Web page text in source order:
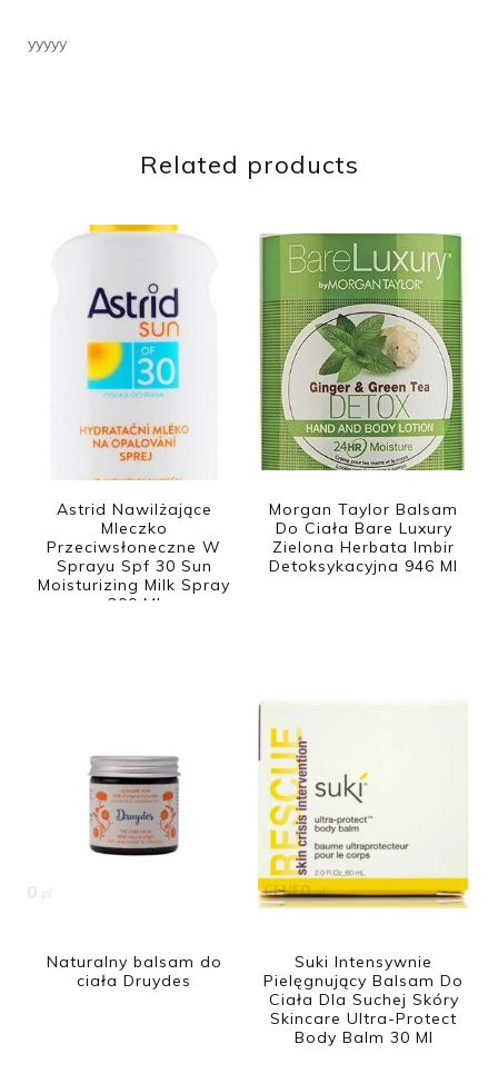
yyyyy
Related products
Astrid Nawilżające
Mleczko
Przeciwsłoneczne W
Sprayu Spf 30 Sun
Moisturizing Milk Spray
200 Ml
Morgan Taylor Balsam
Do Ciała Bare Luxury
Zielona Herbata Imbir
Detoksykacyjna 946 Ml
Naturalny balsam do
ciała Druydes
Suki Intensywnie
Pielęgnujący Balsam Do
Ciała Dla Suchej Skóry
Skincare Ultra-Protect
Body Balm 30 Ml